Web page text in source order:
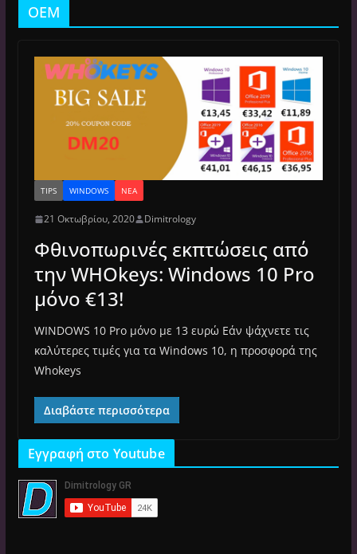
OEM
TIPS WINDOWS ΝΈΑ
21 Οκτωβρίου, 2020 Dimitrology
Φθινοπωρινές εκπτώσεις από
την WHOkeys: Windows 10 Pro
μόνο €13!
WINDOWS 10 Pro μόνο με 13 ευρώ Εάν ψάχνετε τις
καλύτερες τιμές για τα Windows 10, η προσφορά της
Whokeys
Διαβάστε περισσότερα
Εγγραφή στο Youtube